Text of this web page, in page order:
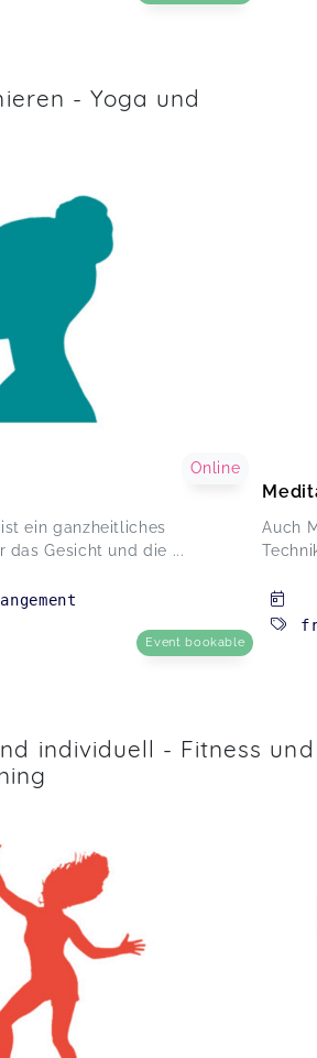
- Yoga und
ein ganzheitliches
das Gesicht und die ...
Online
Event bookable
Auch
individuell - Fitness und